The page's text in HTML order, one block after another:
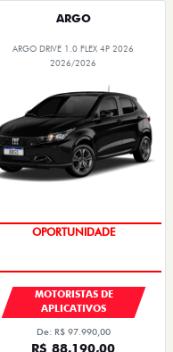
ARGO
ARGO DRIVE 1.0 FLEX 4P 2026
2026/2026
OPORTUNIDADE
MOTORISTAS DE
APLICATIVOS
De: R$ 97.990,00
R$ 88.190,00